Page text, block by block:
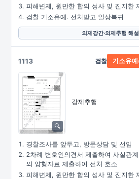
피해변제, 원만한 합의 성사 및 진지한
검찰 기소유예. 선처받고 일상복귀
의제강간·의제추행 해설
1113
강제추행
검찰 기소유
경찰조사를 앞두고, 방문상담 및 선임
2차례 변호인의견서 제출하여 사실관
의 양형자료 제출하여 선처 호소
피해변제, 원만한 합의 성사 및 진지한